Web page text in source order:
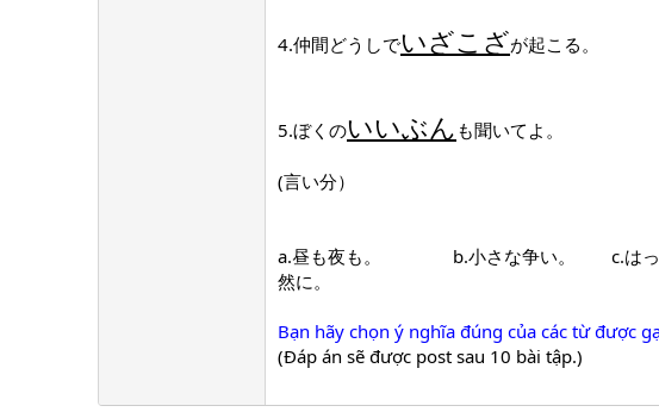
4.仲間どうしでいざこざが起こる。
5.ぼくのいいぶん も聞いてよ。
(言い分）
a.昼も夜も。 b.小さな争い。 c.はっ
然に。
Bạn hãy chọn ý nghĩa đúng của các từ được
(Đáp án sẽ được post sau 10 bài tập.)